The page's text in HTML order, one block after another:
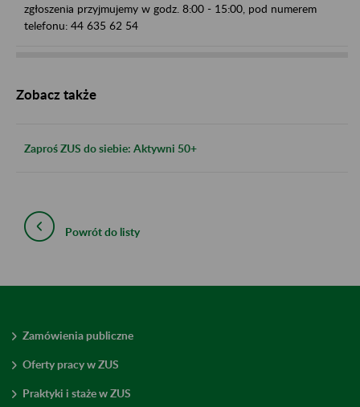
zgłoszenia przyjmujemy w godz. 8:00 - 15:00, pod numerem
telefonu: 44 635 62 54
Zobacz także
Zaproś ZUS do siebie: Aktywni 50+
Powrót do listy
Zamówienia publiczne
Oferty pracy w ZUS
Praktyki i staże w ZUS